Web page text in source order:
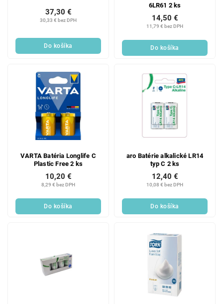
30,33 € bez DPH
37,30 €
Do košíka
6LR61 2 ks
11,79 € bez DPH
14,50 €
Do košíka
VARTA Batéria Longlife C
Plastic Free 2 ks
8,29 € bez DPH
10,20 €
Do košíka
aro Batérie alkalické LR14
typ C 2 ks
10,08 € bez DPH
12,40 €
Do košíka